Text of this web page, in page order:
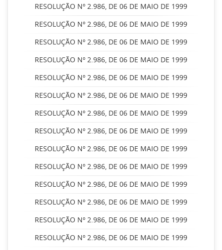
RESOLUÇÃO Nº 2.986, DE 06 DE MAIO DE 1999
RESOLUÇÃO Nº 2.986, DE 06 DE MAIO DE 1999
RESOLUÇÃO Nº 2.986, DE 06 DE MAIO DE 1999
RESOLUÇÃO Nº 2.986, DE 06 DE MAIO DE 1999
RESOLUÇÃO Nº 2.986, DE 06 DE MAIO DE 1999
RESOLUÇÃO Nº 2.986, DE 06 DE MAIO DE 1999
RESOLUÇÃO Nº 2.986, DE 06 DE MAIO DE 1999
RESOLUÇÃO Nº 2.986, DE 06 DE MAIO DE 1999
RESOLUÇÃO Nº 2.986, DE 06 DE MAIO DE 1999
RESOLUÇÃO Nº 2.986, DE 06 DE MAIO DE 1999
RESOLUÇÃO Nº 2.986, DE 06 DE MAIO DE 1999
RESOLUÇÃO Nº 2.986, DE 06 DE MAIO DE 1999
RESOLUÇÃO Nº 2.986, DE 06 DE MAIO DE 1999
RESOLUÇÃO Nº 2.986, DE 06 DE MAIO DE 1999